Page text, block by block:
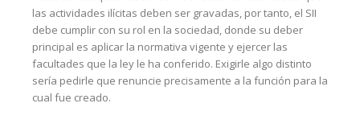
las actividades ilícitas deben ser gravadas, por tanto, el SII
debe cumplir con su rol en la sociedad, donde su deber
principal es aplicar la normativa vigente y ejercer las
facultades que la ley le ha conferido. Exigirle algo distinto
sería pedirle que renuncie precisamente a la función para la
cual fue creado.